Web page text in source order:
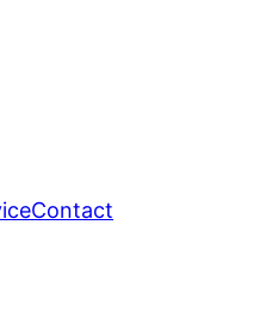
Contact